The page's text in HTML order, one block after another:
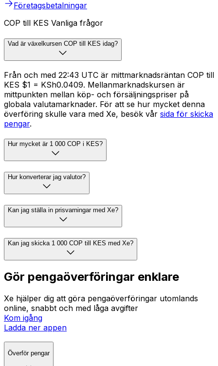
Företagsbetalningar
COP till KES Vanliga frågor
Vad är växelkursen COP till KES idag?
Från och med 22:43 UTC är mittmarknadsräntan COP till
KES $1 = KSh0.0409. Mellanmarknadskursen är
mittpunkten mellan köp- och försäljningspriser på
globala valutamarknader. För att se hur mycket denna
överföring skulle vara med Xe, besök vår sida för skicka
pengar.
Hur mycket är 1 000 COP i KES?
Hur konverterar jag valutor?
Kan jag ställa in prisvarningar med Xe?
Kan jag skicka 1 000 COP till KES med Xe?
Gör pengaöverföringar enklare
Xe hjälper dig att göra pengaöverföringar utomlands
online, snabbt och med låga avgifter
Kom igång
Ladda ner appen
Överför pengar